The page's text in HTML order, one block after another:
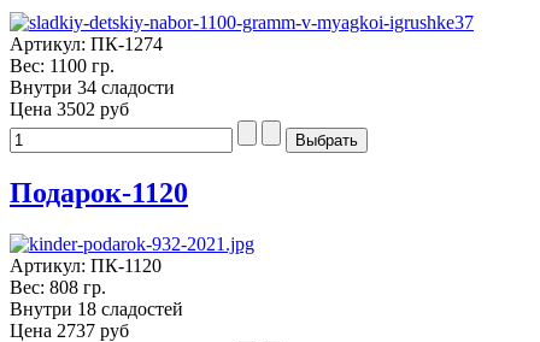
Артикул: ПК-1274
Вес: 1100 гр.
Внутри 34 сладости
Цена 3502 руб
Подарок-1120
Артикул: ПК-1120
Вес: 808 гр.
Внутри 18 сладостей
Цена 2737 руб